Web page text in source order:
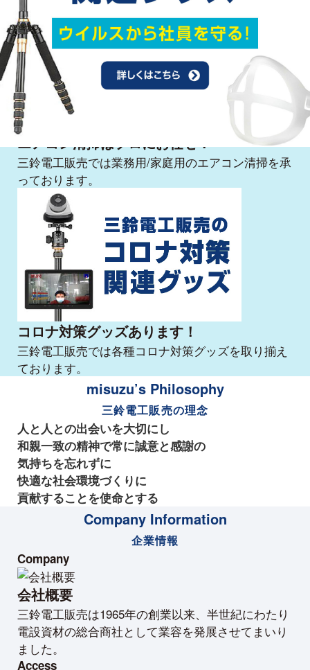
エアコン清掃はプロにお任せ！
三鈴電工販売では業務用/家庭用のエアコン清掃を承
っております。
コロナ対策グッズあります！
三鈴電工販売では各種コロナ対策グッズを取り揃え
ております。
misuzu’s Philosophy
三鈴電工販売の理念
人と人との出会いを大切にし
和親一致の精神で常に誠意と感謝の
気持ちを忘れずに
快適な社会環境づくりに
貢献することを使命とする
Company Information
企業情報
Company
会社概要
三鈴電工販売は1965年の創業以来、半世紀にわたり
電設資材の総合商社として業容を発展させてまいり
ました。
Access